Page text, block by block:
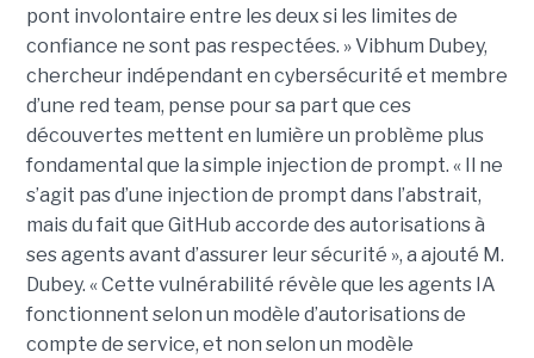
pont involontaire entre les deux si les limites de
confiance ne sont pas respectées. » Vibhum Dubey,
chercheur indépendant en cybersécurité et membre
d’une red team, pense pour sa part que ces
découvertes mettent en lumière un problème plus
fondamental que la simple injection de prompt. « Il ne
s’agit pas d’une injection de prompt dans l’abstrait,
mais du fait que GitHub accorde des autorisations à
ses agents avant d’assurer leur sécurité », a ajouté M.
Dubey. « Cette vulnérabilité révèle que les agents IA
fonctionnent selon un modèle d’autorisations de
compte de service, et non selon un modèle